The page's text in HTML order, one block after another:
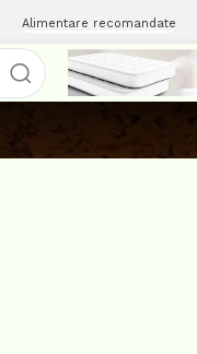
Alimentare recomandate